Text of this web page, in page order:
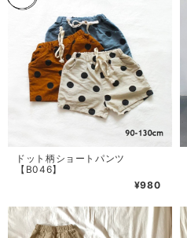
ドット柄ショートパンツ
【B046】
¥980